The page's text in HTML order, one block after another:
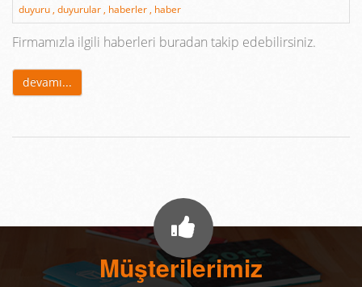
duyuru , duyurular , haberler , haber
Firmamızla ilgili haberleri buradan takip edebilirsiniz.
devamı...
Müşterilerimiz